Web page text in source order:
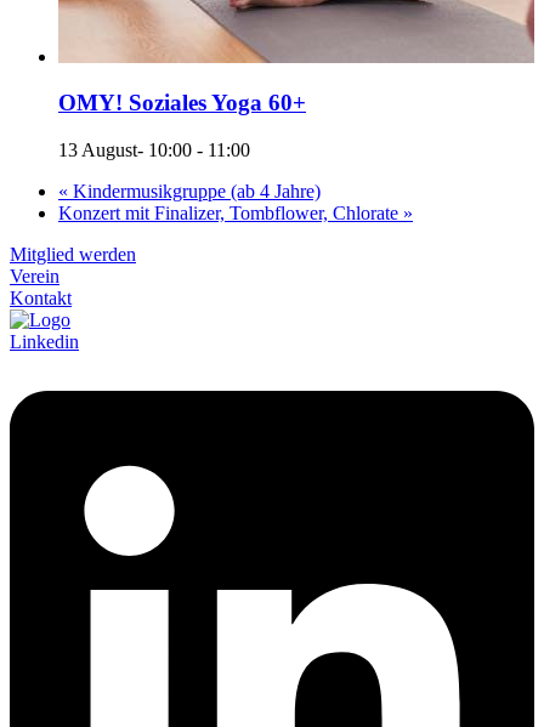
OMY! Soziales Yoga 60+
13 August- 10:00 - 11:00
« Kindermusikgruppe (ab 4 Jahre)
Konzert mit Finalizer, Tombflower, Chlorate »
Mitglied werden
Verein
Kontakt
Linkedin